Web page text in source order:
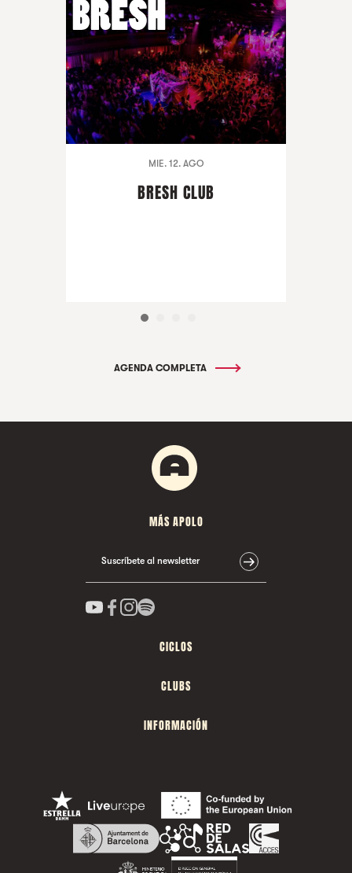
MIE. 12. AGO
BRESH CLUB
AGENDA COMPLETA
MÁS APOLO
Suscríbete al newsletter
CICLOS
CLUBS
INFORMACIÓN